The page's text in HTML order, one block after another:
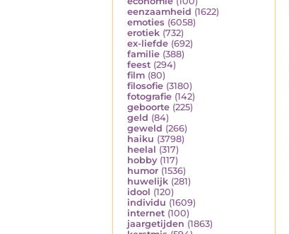
eenzaamheid (1622)
emoties (6058)
erotiek (732)
ex-liefde (692)
familie (388)
feest (294)
film (80)
filosofie (3180)
fotografie (142)
geboorte (225)
geld (84)
geweld (266)
haiku (3798)
heelal (317)
hobby (117)
humor (1536)
huwelijk (281)
idool (120)
individu (1609)
internet (100)
jaargetijden (1863)